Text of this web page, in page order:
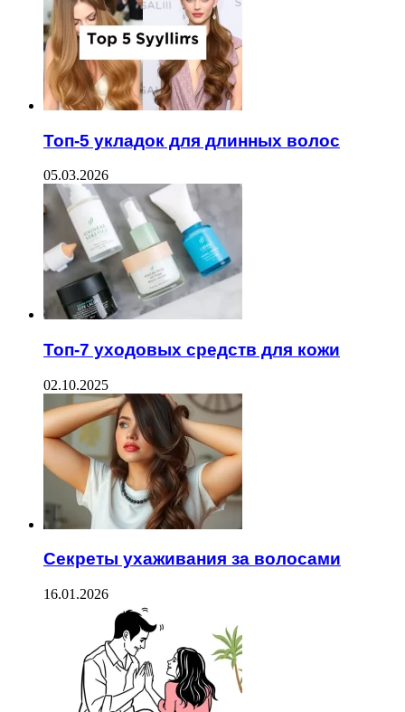
Топ-5 укладок для длинных волос
05.03.2026
Топ-7 уходовых средств для кожи
02.10.2025
Секреты ухаживания за волосами
16.01.2026